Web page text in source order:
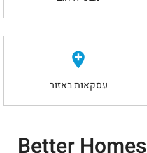
עסקאות באזור
נכסים נוספים של Better Homes